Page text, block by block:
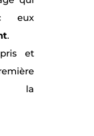
eux
.
et
la